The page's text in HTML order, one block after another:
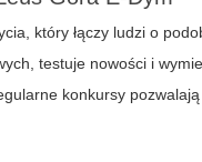
który łączy ludzi o
testuje nowości i
konkursy